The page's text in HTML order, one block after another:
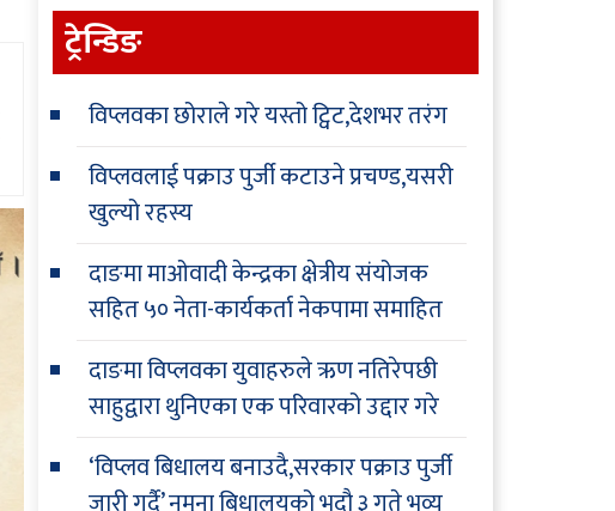
ट्रेन्डिङ
विप्लवका छोराले गरे यस्तो ट्विट,देशभर तरंग
विप्लवलाई पक्राउ पुर्जी कटाउने प्रचण्ड,यसरी
खुल्यो रहस्य
दाङमा माओवादी केन्द्रका क्षेत्रीय संयोजक
सहित ५० नेता-कार्यकर्ता नेकपामा समाहित
दाङमा विप्लवका युवाहरुले ऋण नतिरेपछी
साहुद्वारा थुनिएका एक परिवारको उद्दार गरे
‘विप्लव बिधालय बनाउदै,सरकार पक्राउ पुर्जी